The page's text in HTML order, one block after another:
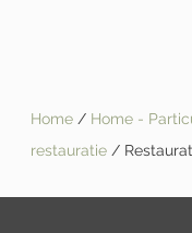
Home / Home -
restauratie /